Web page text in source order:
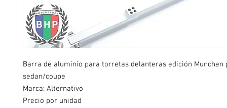
Barra de aluminio para torretas delanteras edición Munchen
sedan/coupe
Marca: Alternativo
Precio por unidad